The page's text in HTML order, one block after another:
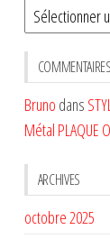
Sélectionnez
une
CATÉGORIE
Bruno dans
Métal PLAQUE
ARCHIVES
octobre 2025